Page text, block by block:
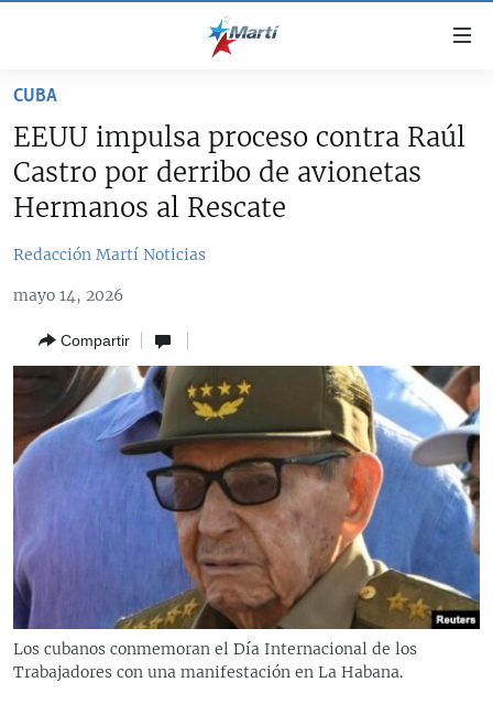
accesibilidad
contenido
principal
navegación
principal
búsqueda
SOBRE CUBA
ESTADOS UNIDOS
DEPORTES
ARTE Y ENTRETENIMIENTO
OPINIÓN GRÁFICA
AUDIOVISUALES MARTÍ
ESPECIALES
LA REALIDAD DE LA VIVIENDA EN CUBA
SER VIEJO EN CUBA
MULTIMEDIA
EDITORIALES
CUBA
EEUU impulsa proceso contra Raúl
Castro por derribo de avionetas
Hermanos al Rescate
Redacción Martí Noticias
mayo 14, 2026
Compartir
Los cubanos conmemoran el Día Internacional de los
Trabajadores con una manifestación en La Habana.